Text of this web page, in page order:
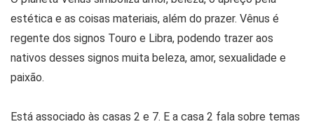
estética e as coisas materiais, além do prazer. Vênus é
regente dos signos Touro e Libra, podendo trazer aos
nativos desses signos muita beleza, amor, sexualidade e
paixão.
Está associado às casas 2 e 7. E a casa 2 fala sobre temas